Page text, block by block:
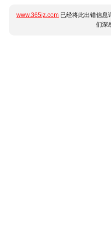
www.365jz.com 已经将此出错信息
们深